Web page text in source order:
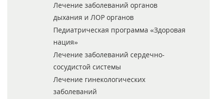
Лечение заболеваний органов
дыхания и ЛОР органов
Педиатрическая программа «Здоровая
нация»
Лечение заболеваний сердечно-
сосудистой системы
Лечение гинекологических
заболеваний